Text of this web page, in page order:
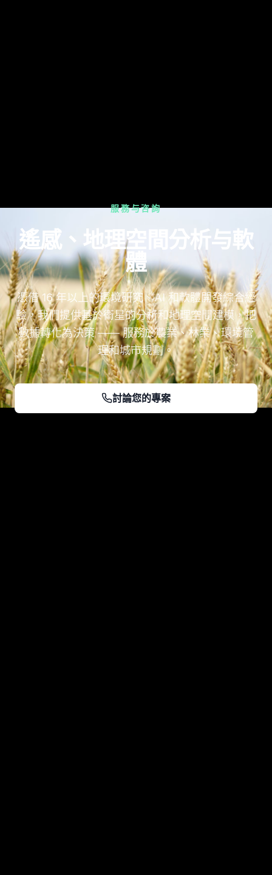
服務与咨詢
遙感、地理空間分析与軟
體
憑借 16 年以上的環境研究、AI 和軟體開發綜合經
驗，我們提供基於衛星的分析和地理空間建模，把
數據轉化為決策 —— 服務於農業、林業、環境管
理和城市規劃。
討論您的專案